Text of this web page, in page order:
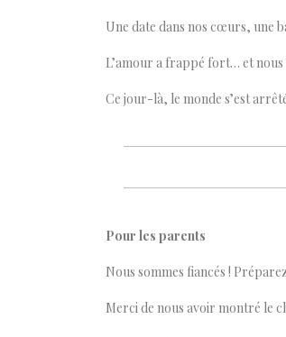
Une date dans nos cœurs, une
L’amour a frappé fort… et nous
Ce jour-là, le monde s’est
Pour les parents
Nous sommes fiancés !
Merci de nous avoir montré le